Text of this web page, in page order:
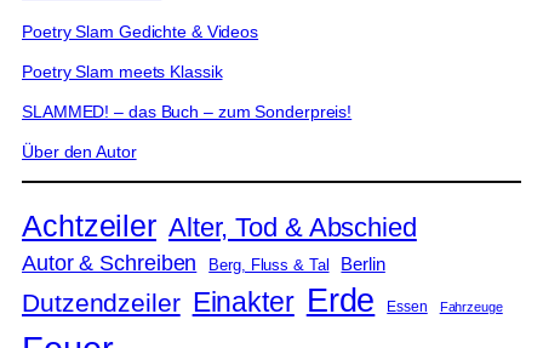
Poetry Slam Gedichte & Videos
Poetry Slam meets Klassik
SLAMMED! – das Buch – zum Sonderpreis!
Über den Autor
Achtzeiler Alter, Tod & Abschied
Autor & Schreiben Berg, Fluss & Tal Berlin
Dutzendzeiler Einakter Erde Essen Fahrzeuge